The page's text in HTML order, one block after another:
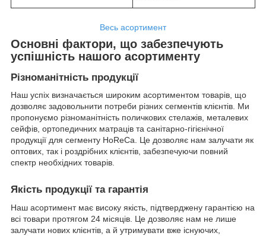
Весь асортимент
Основні фактори, що забезпечують
успішність нашого асортименту
Різноманітність продукції
Наш успіх визначається широким асортиментом товарів, що
дозволяє задовольнити потреби різних сегментів клієнтів. Ми
пропонуємо різноманітність поличкових стелажів, металевих
сейфів, ортопедичних матраців та санітарно-гігієнічної
продукції для сегменту HoReCa. Це дозволяє нам залучати як
оптових, так і роздрібних клієнтів, забезпечуючи повний
спектр необхідних товарів.
Якість продукції та гарантія
Наш асортимент має високу якість, підтверджену гарантією на
всі товари протягом 24 місяців. Це дозволяє нам не лише
залучати нових клієнтів, а й утримувати вже існуючих,